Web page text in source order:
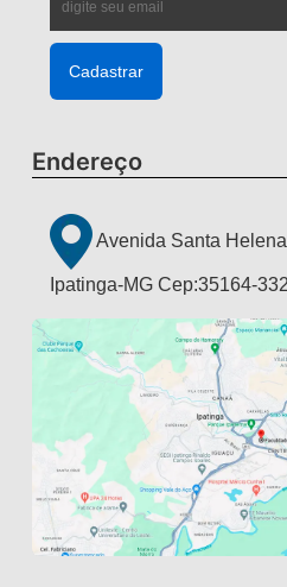
Endereço
Avenida Santa
Ipatinga-MG Cep:35164-